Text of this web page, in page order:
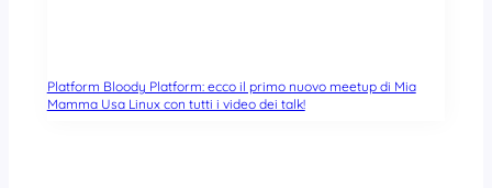
Platform Bloody Platform: ecco il primo nuovo meetup di Mia
Mamma Usa Linux con tutti i video dei talk!